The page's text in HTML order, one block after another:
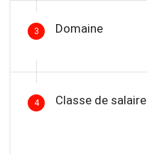
3 Domaine
4 Classe de salaire